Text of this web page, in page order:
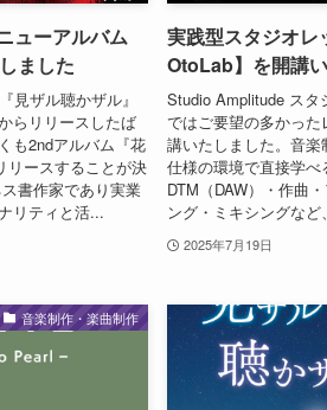
ューアルバム
ました
見ザル聴かザル』
らリリースしたば
も2ndアルバム『花
リースすることが決
書作家であり実業
リティと活...
実践型スタジオレ
OtoLab】を開講
Studio Amplitude スタ
ではご要望の多かっ
講いたしました。音
仕様の環境で直接学べ
DTM（DAW）・作曲
ング・ミキシングな
2025年7月19日
音楽制作・楽曲制作